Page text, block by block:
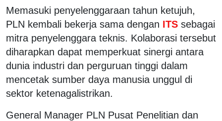
Memasuki penyelenggaraan tahun ketujuh,
PLN kembali bekerja sama dengan ITS sebagai
mitra penyelenggara teknis. Kolaborasi tersebut
diharapkan dapat memperkuat sinergi antara
dunia industri dan perguruan tinggi dalam
mencetak sumber daya manusia unggul di
sektor ketenagalistrikan.
General Manager PLN Pusat Penelitian dan